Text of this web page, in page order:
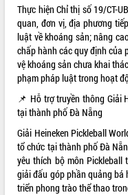
HỆ THỐNG VĂN BẢN
VĂN BẢN HĐND TỈNH
ĐIỂM TIN VĂN BẢN
QUY HOẠCH - KẾ HOẠCH
Thực hiện Chỉ thị số19/CT-
quan, đơn vị, địa phương
luật về khoáng sản; nâng
chấp hành các quy định của
vệ khoáng sản chưa khai
phạm pháp luật trong hoạt
📌 Hỗ trợ truyền thông Giải
tại thành phố Đà Nẵng
Giải Heineken Pickleball
tổ chức tại thành phố Đà
yêu thích bộ môn Pickleball
giải đấu góp phần quảng bá
triển phong trào thể thao